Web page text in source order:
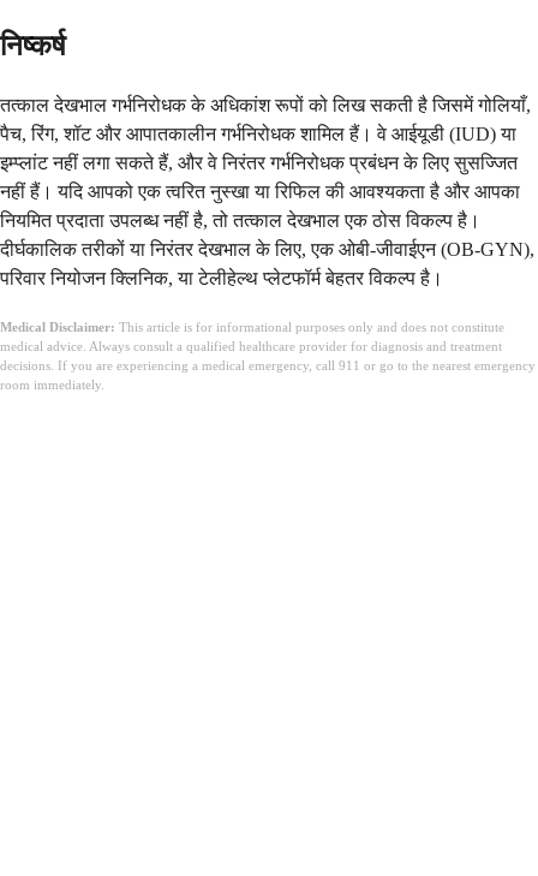
निष्कर्ष
तत्काल देखभाल गर्भनिरोधक के अधिकांश रूपों को लिख सकती है जिसमें गोलियाँ,
पैच, रिंग, शॉट और आपातकालीन गर्भनिरोधक शामिल हैं। वे आईयूडी (IUD) या
इम्प्लांट नहीं लगा सकते हैं, और वे निरंतर गर्भनिरोधक प्रबंधन के लिए सुसज्जित
नहीं हैं। यदि आपको एक त्वरित नुस्खा या रिफिल की आवश्यकता है और आपका
नियमित प्रदाता उपलब्ध नहीं है, तो तत्काल देखभाल एक ठोस विकल्प है।
दीर्घकालिक तरीकों या निरंतर देखभाल के लिए, एक ओबी-जीवाईएन (OB-GYN),
परिवार नियोजन क्लिनिक, या टेलीहेल्थ प्लेटफॉर्म बेहतर विकल्प है।
Medical Disclaimer: This article is for informational purposes only and does not constitute
medical advice. Always consult a qualified healthcare provider for diagnosis and treatment
decisions. If you are experiencing a medical emergency, call 911 or go to the nearest emergency
room immediately.